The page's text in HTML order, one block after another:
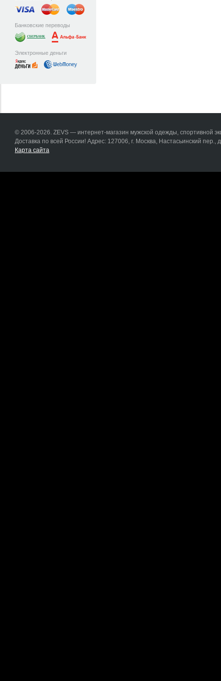
Банковские переводы
Электронные деньги
© 2006-2026. ZEVS — интернет-магазин мужской одежды, спортивной
Доставка по всей России! Адрес: 127006, г. Москва, Настасьинский пер.,
Карта сайта